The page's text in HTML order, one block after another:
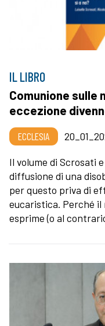
IL LIBRO
Comunione sulle
eccezione
ECCLESIA
Il volume di Scrosati
diffusione di una
per questo priva di
eucaristica. Perché il
esprime (o al